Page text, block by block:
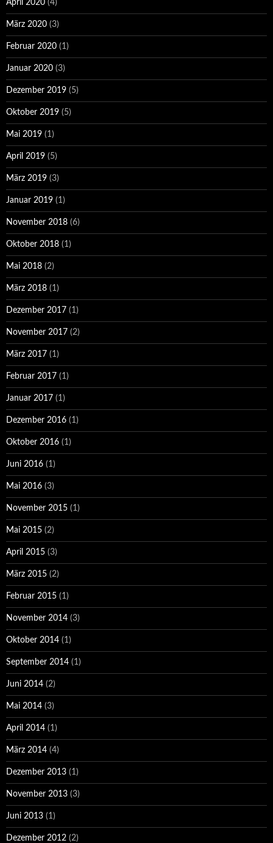
April 2020 (4)
März 2020 (3)
Februar 2020 (1)
Januar 2020 (3)
Dezember 2019 (5)
Oktober 2019 (5)
Mai 2019 (1)
April 2019 (5)
März 2019 (3)
Januar 2019 (1)
November 2018 (6)
Oktober 2018 (1)
Mai 2018 (2)
März 2018 (1)
Dezember 2017 (1)
November 2017 (2)
März 2017 (1)
Februar 2017 (1)
Januar 2017 (1)
Dezember 2016 (1)
Oktober 2016 (1)
Juni 2016 (1)
Mai 2016 (3)
November 2015 (1)
Mai 2015 (2)
April 2015 (3)
März 2015 (2)
Februar 2015 (1)
November 2014 (3)
Oktober 2014 (1)
September 2014 (1)
Juni 2014 (2)
Mai 2014 (3)
April 2014 (1)
März 2014 (4)
Dezember 2013 (1)
November 2013 (3)
Juni 2013 (1)
Dezember 2012 (2)